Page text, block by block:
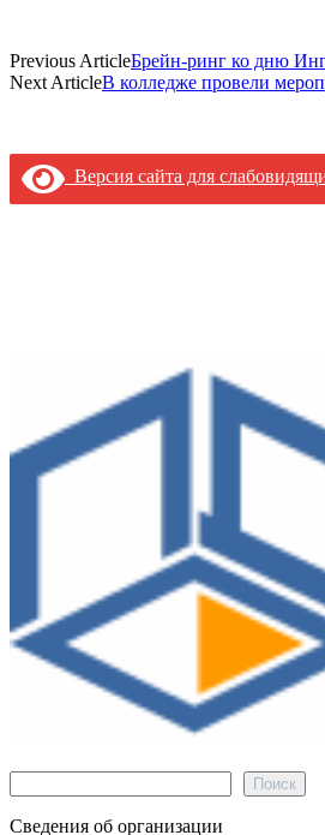
Previous ArticleБрейн-ринг ко дню
Next ArticleВ колледже провели
Версия сайта для
Поиск
Сведения об организации